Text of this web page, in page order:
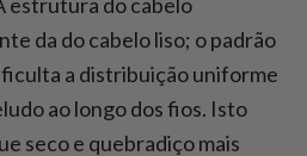
da do cabelo liso; o padrão
a distribuição uniforme
ao longo dos fios. Isto
seco e quebradiço mais